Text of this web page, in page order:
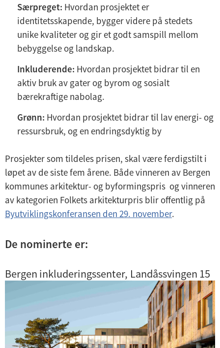
Særpreget: Hvordan prosjektet er
identitetsskapende, bygger videre på stedets
unike kvaliteter og gir et godt samspill mellom
bebyggelse og landskap.
Inkluderende: Hvordan prosjektet bidrar til en
aktiv bruk av gater og byrom og sosialt
bærekraftige nabolag.
Grønn: Hvordan prosjektet bidrar til lav energi- og
ressursbruk, og en endringsdyktig by
Prosjekter som tildeles prisen, skal være ferdigstilt i
løpet av de siste fem årene. Både vinneren av Bergen
kommunes arkitektur- og byformingspris og vinneren
av kategorien Folkets arkitekturpris blir offentlig på
Byutviklingskonferansen den 29. november.
De nominerte er:
Bergen inkluderingssenter, Landåssvingen 15